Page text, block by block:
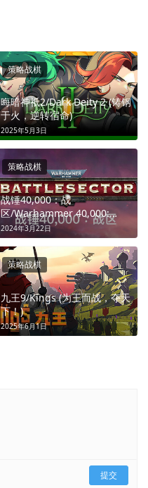
晦暗神祇2/Dark Deity 2 (铸钢
于火，逆转宿命)
2025年5月3日
策略战棋
战锤40,000：战
区/Warhammer 40,000:
Battlesector (战锤纪元：决胜
回合)
2024年3月22日
策略战棋
九王9/Kings (为王而战，夺天
下！)
2025年6月1日
策略战棋
提交